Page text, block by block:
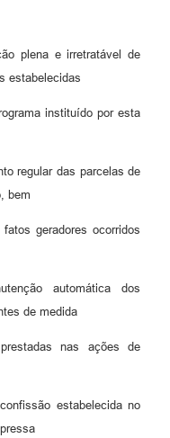
plena e irretratável de
estabelecidas
instituído por esta
regular das parcelas de
bem
geradores ocorridos
automática dos
de medida
nas ações de
estabelecida no